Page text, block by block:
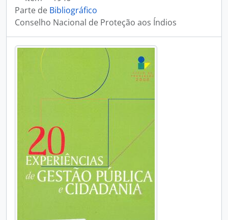
Parte de Bibliográfico
Conselho Nacional de Proteção aos Índios